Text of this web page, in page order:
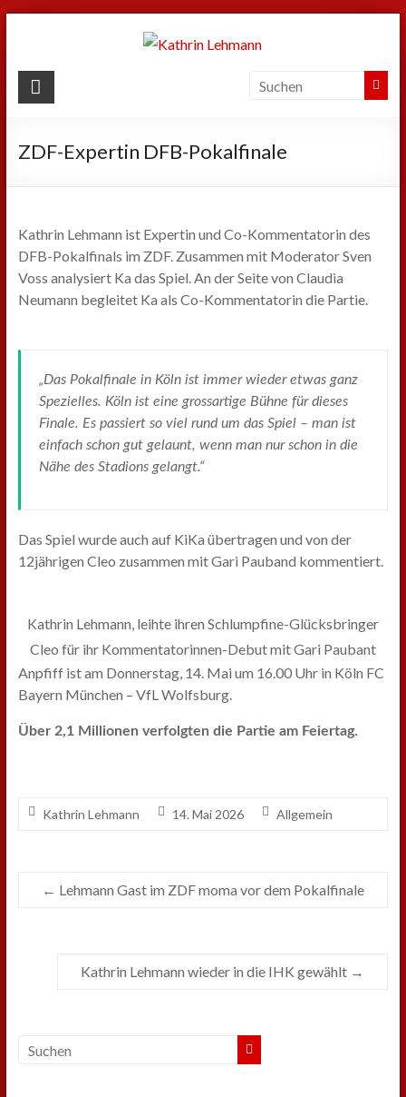
springen
Kathrin
Sport
Privat
ZDF-Expertin DFB-Pokalfinale
Kathrin Lehmann ist Expertin und Co-Kommentatorin des
DFB-Pokalfinals im ZDF. Zusammen mit Moderator Sven
Voss analysiert Ka das Spiel. An der Seite von Claudia
Neumann begleitet Ka als Co-Kommentatorin die Partie.
„Das Pokalfinale in Köln ist immer wieder etwas ganz
Spezielles. Köln ist eine grossartige Bühne für dieses
Finale. Es passiert so viel rund um das Spiel – man ist
einfach schon gut gelaunt, wenn man nur schon in die
Nähe des Stadions gelangt.“
Das Spiel wurde auch auf KiKa übertragen und von der
12jährigen Cleo zusammen mit Gari Pauband kommentiert.
Kathrin Lehmann, leihte ihren Schlumpfine-Glücksbringer
Cleo für ihr Kommentatorinnen-Debut mit Gari Paubant
Anpfiff ist am Donnerstag, 14. Mai um 16.00 Uhr in Köln FC
Bayern München – VfL Wolfsburg.
Über 2,1 Millionen verfolgten die Partie am Feiertag.
Kathrin Lehmann 14. Mai 2026 Allgemein
← Lehmann Gast im ZDF moma vor dem Pokalfinale
Kathrin Lehmann wieder in die IHK gewählt →